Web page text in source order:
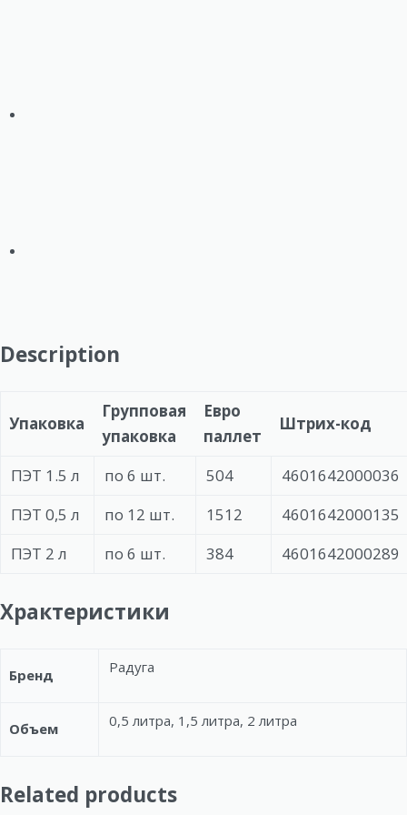
Description
Упаковка
Групповая
упаковка
Евро
паллет
Штрих-код
ПЭТ 1.5 л по 6 шт. 504
4601642000036
ПЭТ 0,5 л
по 12 шт. 1512
4601642000135
ПЭТ 2 л
по 6 шт. 384 4601642000289
Храктеристики
Бренд Радуга
Объем 0,5 литра, 1,5 литра, 2 литра
Related products